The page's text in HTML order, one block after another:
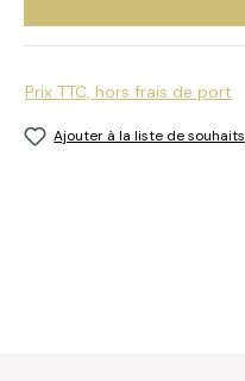
Prix TTC, hors frais de port
Ajouter à la liste de souhaits